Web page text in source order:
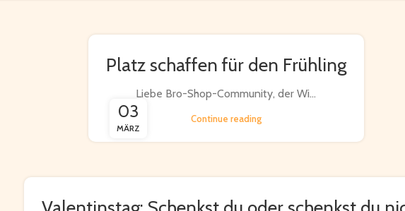
03
MÄRZ
Platz schaffen für den Frühling
Liebe Bro-Shop-Community, der Wi...
Continue reading